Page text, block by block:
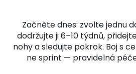
Začněte dnes: zvolte jednu
dodržujte ji 6–10 týdnů,
nohy a sledujte pokrok. Boj s
ne sprint — pravidelná